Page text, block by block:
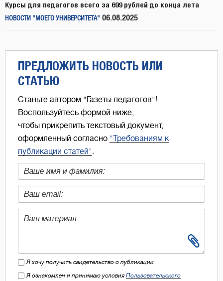
Курсы для педагогов всего за 699 рублей до конца лета
НОВОСТИ "МОЕГО УНИВЕРСИТЕТА" 06.08.2025
ПРЕДЛОЖИТЬ НОВОСТЬ ИЛИ
СТАТЬЮ
Станьте автором "Газеты педагогов"!
Воспользуйтесь формой ниже,
чтобы прикрепить текстовый документ,
оформленный согласно "Требованиям к
публикации статей".
Я хочу получить свидетельство о публикации
Я ознакомлен и принимаю условия Пользовательского